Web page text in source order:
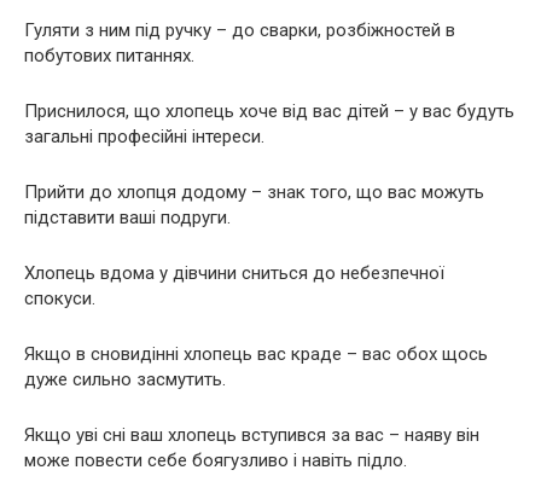
Гуляти з ним під ручку – до сварки, розбіжностей в
побутових питаннях.
Приснилося, що хлопець хоче від вас дітей – у вас будуть
загальні професійні інтереси.
Прийти до хлопця додому – знак того, що вас можуть
підставити ваші подруги.
Хлопець вдома у дівчини сниться до небезпечної
спокуси.
Якщо в сновидінні хлопець вас краде – вас обох щось
дуже сильно засмутить.
Якщо уві сні ваш хлопець вступився за вас – наяву він
може повести себе боягузливо і навіть підло.